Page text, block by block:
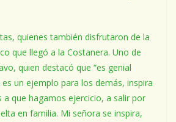
quienes también disfrutaron de la
que llegó a la Costanera. Uno de
quien destacó que “es genial
un ejemplo para los demás, inspira
a que hagamos ejercicio, a salir por
en familia. Mi señora se inspira,